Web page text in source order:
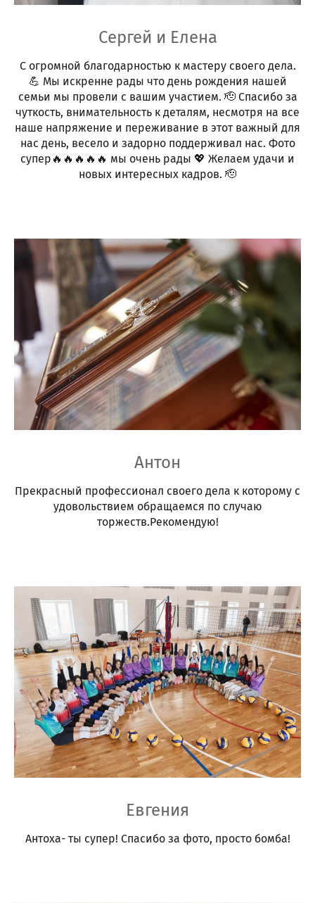
Сергей и Елена
С огромной благодарностью к мастеру своего дела.
💪 Мы искренне рады что день рождения нашей
семьи мы провели с вашим участием. 🫡 Спасибо за
чуткость, внимательность к деталям, несмотря на все
наше напряжение и переживание в этот важный для
нас день, весело и задорно поддерживал нас. Фото
супер🔥🔥🔥🔥🔥 мы очень рады 💖 Желаем удачи и
новых интересных кадров. 🫡
Антон
Прекрасный профессионал своего дела к которому с
удовольствием обращаемся по случаю
торжеств.Рекомендую!
Евгения
Антоха- ты супер! Спасибо за фото, просто бомба!